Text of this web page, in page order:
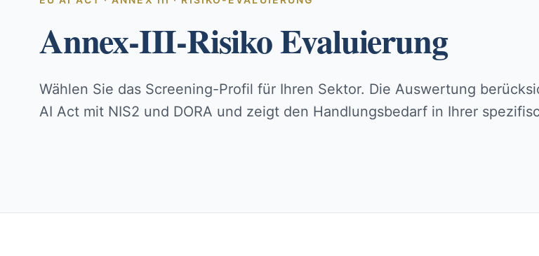
Annex-III-Risiko Evaluierung
Wählen Sie das Screening-Profil für Ihren Sektor. Die Auswertung
AI Act mit NIS2 und DORA und zeigt den Handlungsbedarf in Ihrer